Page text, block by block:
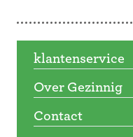
klantenservice
Over Gezinnig
Contact